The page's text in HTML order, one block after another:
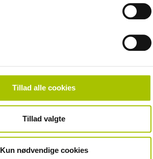
Tillad alle cookies
Tillad valgte
Kun nødvendige cookies